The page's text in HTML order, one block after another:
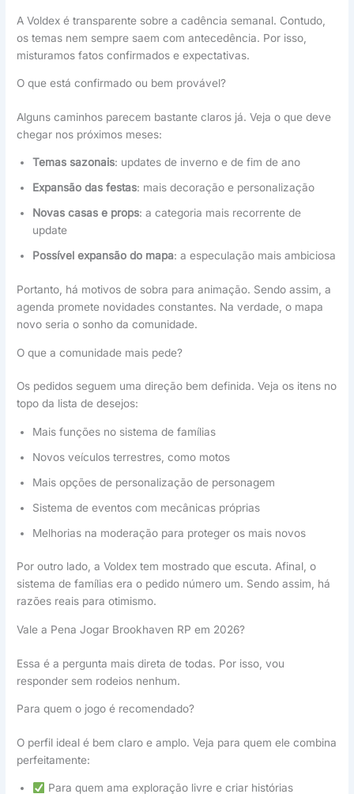
A Voldex é transparente sobre a cadência semanal. Contudo,
os temas nem sempre saem com antecedência. Por isso,
misturamos fatos confirmados e expectativas.
O que está confirmado ou bem provável?
Alguns caminhos parecem bastante claros já. Veja o que deve
chegar nos próximos meses:
Temas sazonais: updates de inverno e de fim de ano
Expansão das festas: mais decoração e personalização
Novas casas e props: a categoria mais recorrente de
update
Possível expansão do mapa: a especulação mais ambiciosa
Portanto, há motivos de sobra para animação. Sendo assim, a
agenda promete novidades constantes. Na verdade, o mapa
novo seria o sonho da comunidade.
O que a comunidade mais pede?
Os pedidos seguem uma direção bem definida. Veja os itens no
topo da lista de desejos:
Mais funções no sistema de famílias
Novos veículos terrestres, como motos
Mais opções de personalização de personagem
Sistema de eventos com mecânicas próprias
Melhorias na moderação para proteger os mais novos
Por outro lado, a Voldex tem mostrado que escuta. Afinal, o
sistema de famílias era o pedido número um. Sendo assim, há
razões reais para otimismo.
Vale a Pena Jogar Brookhaven RP em 2026?
Essa é a pergunta mais direta de todas. Por isso, vou
responder sem rodeios nenhum.
Para quem o jogo é recomendado?
O perfil ideal é bem claro e amplo. Veja para quem ele combina
perfeitamente:
Para quem ama exploração livre e criar histórias